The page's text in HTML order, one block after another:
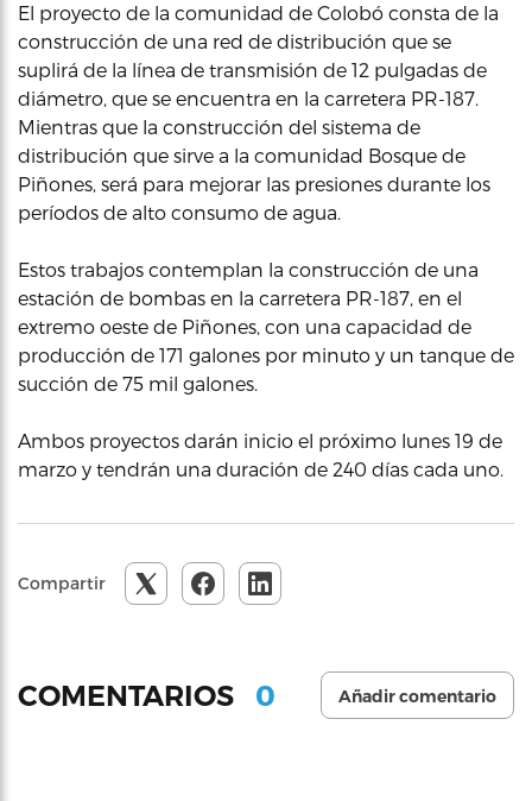
El proyecto de la comunidad de Colobó consta de la
construcción de una red de distribución que se
suplirá de la línea de transmisión de 12 pulgadas de
diámetro, que se encuentra en la carretera PR-187.
Mientras que la construcción del sistema de
distribución que sirve a la comunidad Bosque de
Piñones, será para mejorar las presiones durante los
períodos de alto consumo de agua.
Estos trabajos contemplan la construcción de una
estación de bombas en la carretera PR-187, en el
extremo oeste de Piñones, con una capacidad de
producción de 171 galones por minuto y un tanque de
succión de 75 mil galones.
Ambos proyectos darán inicio el próximo lunes 19 de
marzo y tendrán una duración de 240 días cada uno.
Compartir
COMENTARIOS 0 Añadir comentario